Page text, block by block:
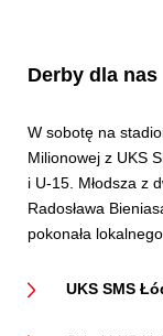
Derby dla nas
W sobotę na
Milionowej z UKS
i U-15. Młodsza z
Radosława
pokonała
UKS SMS